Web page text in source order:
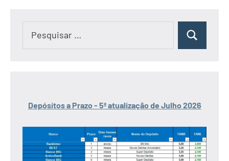
Pesquisar
Depósitos a Prazo - 5ª atualização de Julho 2026